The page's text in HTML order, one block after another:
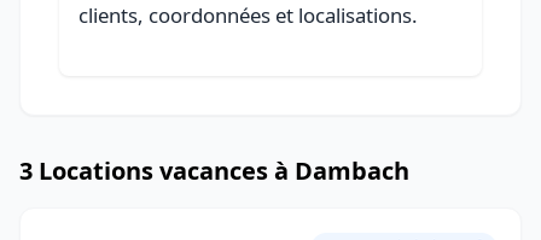
clients, coordonnées et localisations.
3 Locations vacances à Dambach